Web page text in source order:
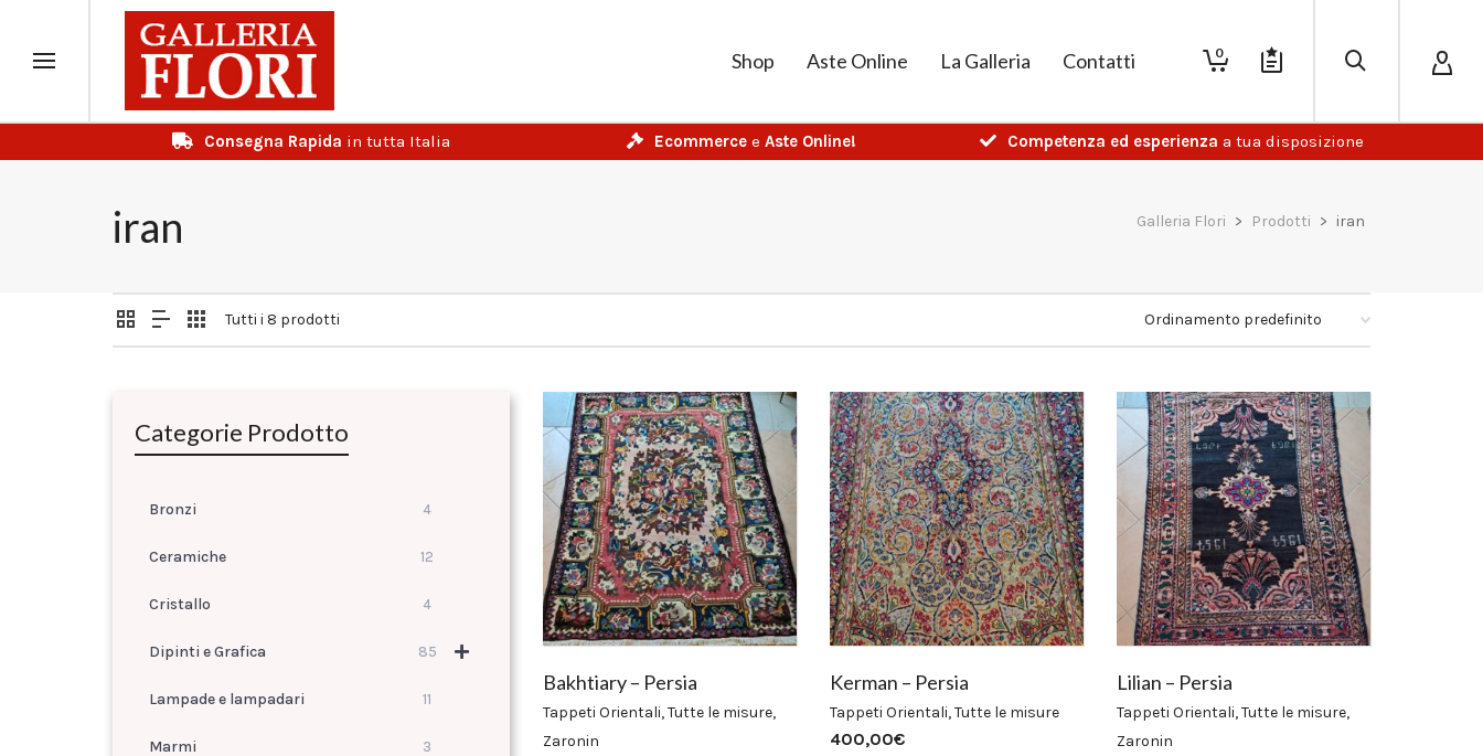
0
Shop Aste Online La Galleria Contatti
Consegna Rapida in tutta Italia Ecommerce e Aste Online! Competenza ed esperienza a tua disposizione
iran Galleria Flori > Prodotti > iran
Tutti i 8 prodotti
Bakhtiary – Persia
Tappeti Orientali,Tutte le misure,
Zaronin
Kerman – Persia
Tappeti Orientali,Tutte le misure
400,00€
Lilian – Persia
Tappeti Orientali,Tutte le misure,
Zaronin
Categorie Prodotto
Bronzi 4
Ceramiche 12
Cristallo 4
Dipinti e Grafica 85
Lampade e lampadari 11
Marmi 3